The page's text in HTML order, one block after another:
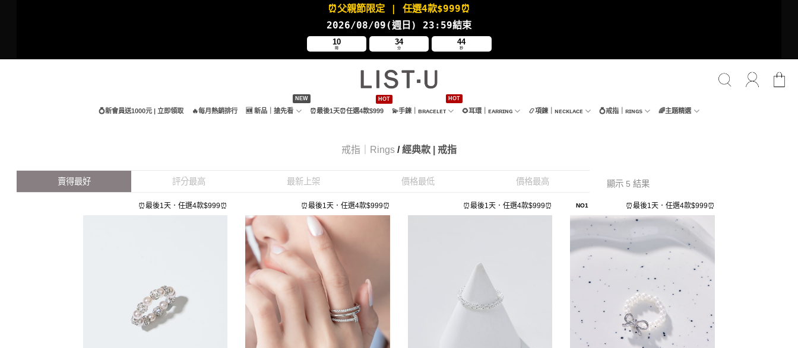
⏰父親節限定 | 任選4款$999⏰
2026/08/09(週日 ) 23:59結束
10
時
34
分
43
秒
💍新會員送1000元 | 立即領取 🔥每月熱銷排行 🆕 新品｜搶先看 ⏰最後1天⏰任選4款$999 💫手鍊｜ʙʀᴀᴄᴇʟᴇᴛ 🌻耳環｜ᴇᴀʀʀɪɴɢ 📿項鍊｜ɴᴇᴄᴋʟᴀᴄᴇ 💍戒指｜ʀɪɴɢs 🌈主題精選
戒指｜Rings/經典款 | 戒指
賣得最好 評分最高 最新上架 價格最低 價格最高 顯示 5 結果
⏰最後1天．任選4款$999⏰ ⏰最後1天．任選4款$999⏰ ⏰最後1天．任選4款$999⏰ NO1 ⏰最後1天．任選4款$999⏰